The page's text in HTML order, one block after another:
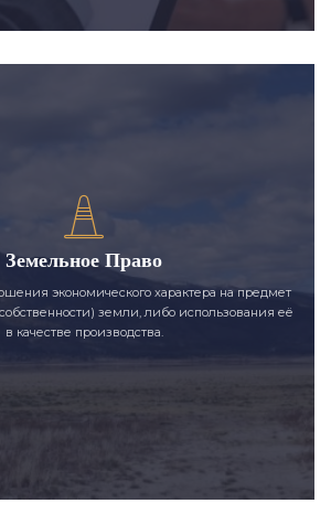
Земельное Право
экономического характера на предмет
земли, либо использования её
в качестве производства.